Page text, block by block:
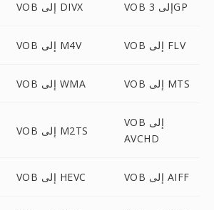
VOB إلى DIVX VOB إلى 3GP
VOB إلى M4V VOB إلى FLV
VOB إلى WMA VOB إلى MTS
VOB إلى M2TS
VOB إلى
AVCHD
VOB إلى HEVC VOB إلى AIFF